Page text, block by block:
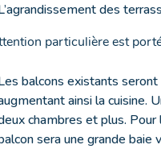
des
particulière est
balcons existants
ainsi la cuisine.
chambres et plus.
sera une grande